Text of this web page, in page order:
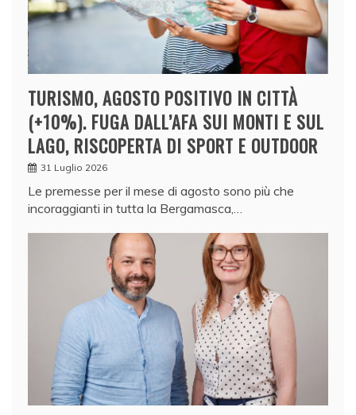
TURISMO, AGOSTO POSITIVO IN CITTÀ
(+10%). FUGA DALL’AFA SUI MONTI E SUL
LAGO, RISCOPERTA DI SPORT E OUTDOOR
31 Luglio 2026
Le premesse per il mese di agosto sono più che
incoraggianti in tutta la Bergamasca,…